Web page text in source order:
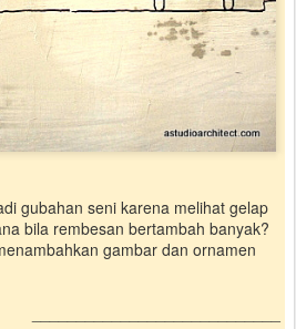
gubahan seni karena melihat gelap
bila rembesan bertambah banyak?
gambar dan ornamen